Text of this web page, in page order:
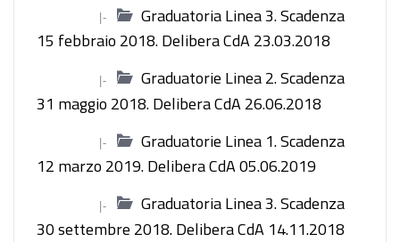
|-
Graduatoria Linea 3. Scadenza
15 febbraio 2018. Delibera CdA 23.03.2018
|-
Graduatorie Linea 2. Scadenza
31 maggio 2018. Delibera CdA 26.06.2018
|-
Graduatorie Linea 1. Scadenza
12 marzo 2019. Delibera CdA 05.06.2019
|-
Graduatoria Linea 3. Scadenza
30 settembre 2018. Delibera CdA 14.11.2018